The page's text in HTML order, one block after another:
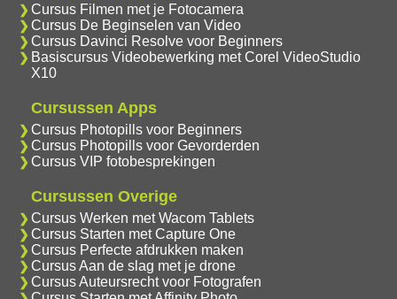
Cursus Filmen met je Fotocamera
Cursus De Beginselen van Video
Cursus Davinci Resolve voor Beginners
Basiscursus Videobewerking met Corel VideoStudio
X10
Cursussen Apps
Cursus Photopills voor Beginners
Cursus Photopills voor Gevorderden
Cursus VIP fotobesprekingen
Cursussen Overige
Cursus Werken met Wacom Tablets
Cursus Starten met Capture One
Cursus Perfecte afdrukken maken
Cursus Aan de slag met je drone
Cursus Auteursrecht voor Fotografen